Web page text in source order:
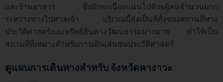
และร้านอาหาร ซึ่งมักจะเนืองแน่นไปด้วยผู้คนจำนวนมาก
ระหว่างทางไปศาลเจ้า บริเวณนี้ยังเป็นที่ตั้งของสถานที่ทาง
ประวัติศาสตร์และทรัพย์สินทางวัฒนธรรมมากมาย ทำให้เป็น
สถานที่ที่เหมาะสำหรับการเดินเล่นชมประวัติศาสตร์
ดูแผนการเดินทางสำหรับ จังหวัดคางาวะ